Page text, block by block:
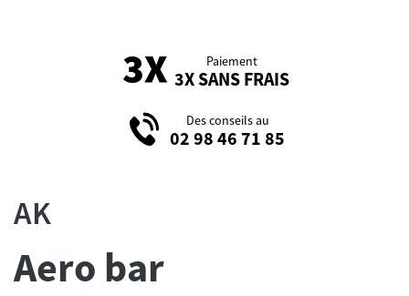
Paiement
3X SANS FRAIS
Des conseils au
02 98 46 71 85
AK
Aero bar